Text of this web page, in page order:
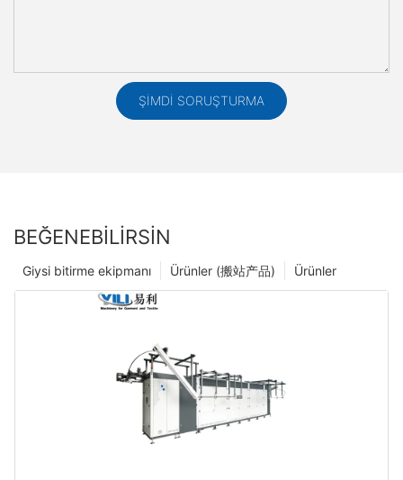
ŞIMDI SORUŞTURMA
BEĞENEBILIRSIN
Ürünler
Ürünler (搬站产品)
Giysi bitirme ekipmanı